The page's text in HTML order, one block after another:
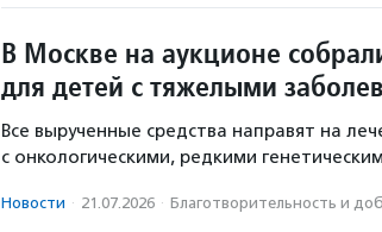
В Москве на аукционе
для детей с тяжелыми
Все вырученные средства направят на
с онкологическими, редкими
Новости · 21.07.2026 · Благотвори­тель­ность и